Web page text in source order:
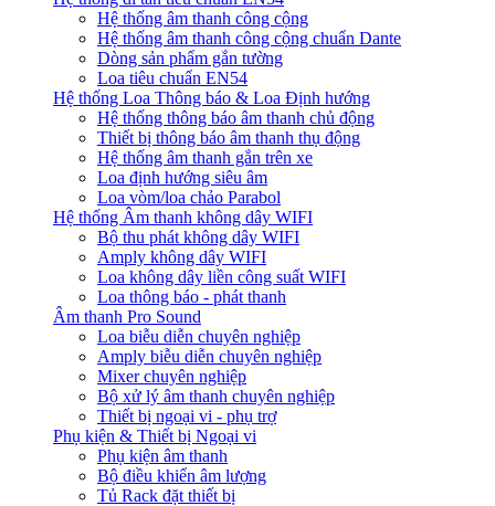
Hệ thống âm thanh công cộng
Hệ thống âm thanh công cộng chuẩn Dante
Dòng sản phẩm gắn tường
Loa tiêu chuẩn EN54
Hệ thống Loa Thông báo & Loa Định hướng
Hệ thống thông báo âm thanh chủ động
Thiết bị thông báo âm thanh thụ động
Hệ thống âm thanh gắn trên xe
Loa định hướng siêu âm
Loa vòm/loa chảo Parabol
Hệ thống Âm thanh không dây WIFI
Bộ thu phát không dây WIFI
Amply không dây WIFI
Loa không dây liền công suất WIFI
Loa thông báo - phát thanh
Âm thanh Pro Sound
Loa biễu diễn chuyên nghiệp
Amply biễu diễn chuyên nghiệp
Mixer chuyên nghiệp
Bộ xử lý âm thanh chuyên nghiệp
Thiết bị ngoại vi - phụ trợ
Phụ kiện & Thiết bị Ngoại vi
Phụ kiện âm thanh
Bộ điều khiển âm lượng
Tủ Rack đặt thiết bị